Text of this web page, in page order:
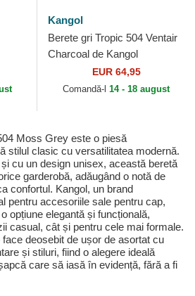
Kangol
Berete gri Tropic 504 Ventair
Charcoal de Kangol
EUR 64,95
Comandă-l 14 - 18 august
Moss Grey este o piesă
stilul clasic cu versatilitatea modernă.
cu un design unisex, această beretă
garderobă, adăugând o notă de
confortul. Kangol, un brand
pentru accesoriile sale pentru cap,
opțiune elegantă și funcțională,
casual, cât și pentru cele mai formale.
deosebit de ușor de asortat cu
și stiluri, fiind o alegere ideală
care să iasă în evidență, fără a fi